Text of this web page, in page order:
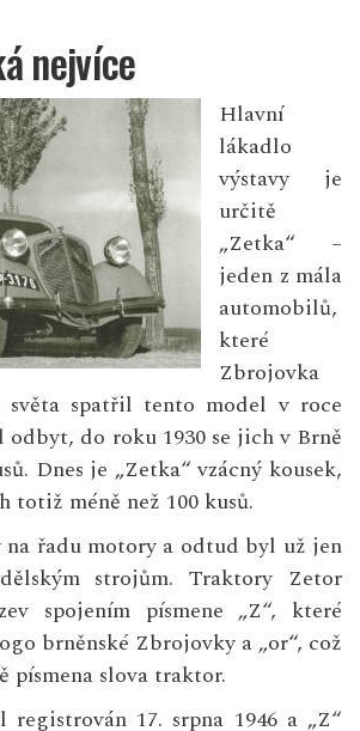
nejvíce
Hlavní
lákadlo
výstavy je
určitě
„Zetka“ –
jeden z mála
automobilů,
které
Zbrojovka
světa spatřil tento model v roce
odbyt, do roku 1930 se jich v Brně
Dnes je „Zetka“ vzácný kousek,
totiž méně než 100 kusů.
řadu motory a odtud byl už jen
strojům. Traktory Zetor
spojením písmene „Z“, které
brněnské Zbrojovky a „or“, což
písmena slova traktor.
17. srpna 1946 a „Z“